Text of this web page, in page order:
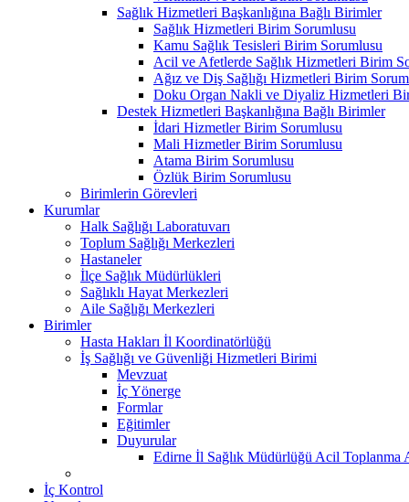
Sağlık Hizmetleri Başkanlığına Bağlı Birimler
Sağlık Hizmetleri Birim Sorumlusu
Kamu Sağlık Tesisleri Birim Sorumlusu
Acil ve Afetlerde Sağlık Hizmetleri Birim
Ağız ve Diş Sağlığı Hizmetleri Birim
Doku Organ Nakli ve Diyaliz Hizmetleri
Destek Hizmetleri Başkanlığına Bağlı Birimler
İdari Hizmetler Birim Sorumlusu
Mali Hizmetler Birim Sorumlusu
Atama Birim Sorumlusu
Özlük Birim Sorumlusu
Birimlerin Görevleri
Kurumlar
Halk Sağlığı Laboratuvarı
Toplum Sağlığı Merkezleri
Hastaneler
İlçe Sağlık Müdürlükleri
Sağlıklı Hayat Merkezleri
Aile Sağlığı Merkezleri
Birimler
Hasta Hakları İl Koordinatörlüğü
İş Sağlığı ve Güvenliği Hizmetleri Birimi
Mevzuat
İç Yönerge
Formlar
Eğitimler
Duyurular
Edirne İl Sağlık Müdürlüğü Acil Toplanma
İç Kontrol